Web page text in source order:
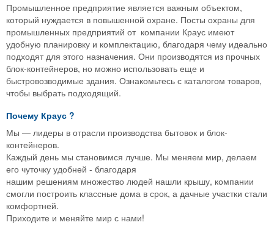
Промышленное предприятие является важным объектом,
который нуждается в повышенной охране. Посты охраны для
промышленных предприятий от компании Краус имеют
удобную планировку и комплектацию, благодаря чему идеально
подходят для этого назначения. Они производятся из прочных
блок-контейнеров, но можно использовать еще и
быстровозводимые здания. Ознакомьтесь с каталогом товаров,
чтобы выбрать подходящий.
Почему Краус ?
Мы — лидеры в отрасли производства бытовок и блок-
контейнеров.
Каждый день мы становимся лучше. Мы меняем мир, делаем
его чуточку удобней - благодаря
нашим решениям множество людей нашли крышу, компании
смогли построить классные дома в срок, а дачные участки стали
комфортней.
Приходите и меняйте мир с нами!